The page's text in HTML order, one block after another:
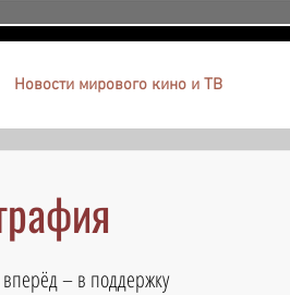
Новости мирового кино и ТВ
вперёд – в поддержку